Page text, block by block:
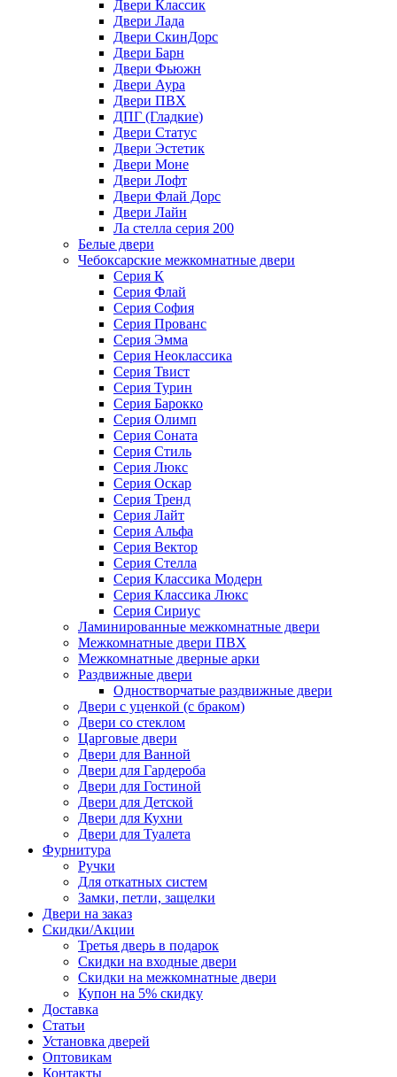
Двери Классик
Двери Лада
Двери СкинДорс
Двери Барн
Двери Фьюжн
Двери Аура
Двери ПВХ
ДПГ (Гладкие)
Двери Статус
Двери Эстетик
Двери Моне
Двери Лофт
Двери Флай Дорс
Двери Лайн
Ла стелла серия 200
Белые двери
Чебоксарские межкомнатные двери
Серия К
Серия Флай
Серия София
Серия Прованс
Серия Эмма
Серия Неоклассика
Серия Твист
Серия Турин
Серия Барокко
Серия Олимп
Серия Соната
Серия Стиль
Серия Люкс
Серия Оскар
Серия Тренд
Серия Лайт
Серия Альфа
Серия Вектор
Серия Стелла
Серия Классика Модерн
Серия Классика Люкс
Серия Сириус
Ламинированные межкомнатные двери
Межкомнатные двери ПВХ
Межкомнатные дверные арки
Раздвижные двери
Одностворчатые раздвижные двери
Двери с уценкой (с браком)
Двери со стеклом
Царговые двери
Двери для Ванной
Двери для Гардероба
Двери для Гостиной
Двери для Детской
Двери для Кухни
Двери для Туалета
Фурнитура
Ручки
Для откатных систем
Замки, петли, защелки
Двери на заказ
Скидки/Акции
Третья дверь в подарок
Скидки на входные двери
Скидки на межкомнатные двери
Купон на 5% скидку
Доставка
Статьи
Установка дверей
Оптовикам
Контакты